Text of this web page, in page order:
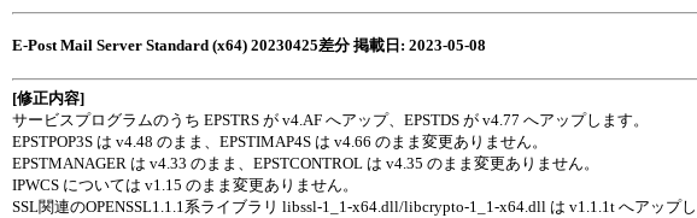
E-Post Mail Server Standard (x64) 20230425差分 掲載日: 2023-05-08
[修正内容]
サービスプログラムのうち EPSTRS が v4.AF へアップ、EPSTDS が v4.77 へアップします。
EPSTPOP3S は v4.48 のまま、EPSTIMAP4S は v4.66 のまま変更ありません。
EPSTMANAGER は v4.33 のまま、EPSTCONTROL は v4.35 のまま変更ありません。
IPWCS については v1.15 のまま変更ありません。
SSL関連のOPENSSL1.1.1系ライブラリ libssl-1_1-x64.dll/libcrypto-1_1-x64.dll は v1.1.1t へアップし